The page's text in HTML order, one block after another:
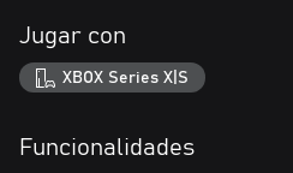
A veces no hay salida. ¡Destruye
camino y empieza de nuevo!
SOBRE EL CONSTRUCTOR DE CASAS
Jugar con
XBOX Series X|S
Funcionalidades